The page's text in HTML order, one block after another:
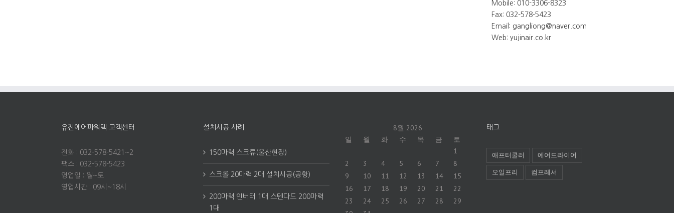
Mobile: 010-3306-8323
Fax: 032-578-5423
Email: gangliong@naver.com
Web: yujinair.co.kr
유진에어파워텍 고객센터
전화 : 032-578-5421~2
팩스 : 032-578-5423
영업일 : 월~토
영업시간 : 09시~18시
설치시공 사례
150마력 스크류(울산현장)
스크롤 20마력 2대 설치시공(공항)
200마력 인버터 1대 스텐다드 200마력
1대
8월 2026
일 월 화 수 목 금 토
1
2
3 4 5 6 7
8
9
10 11 12 13 14
15
16
17 18 19 20 21
22
23
24 25 26 27 28
29
태그
애프터쿨러
에어드라이어
오일프리
컴프레서